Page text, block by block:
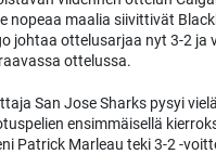
nopeaa maalia siivittivät
johtaa ottelusarjaa nyt 3-2 ja
ottelussa.
San Jose Sharks pysyi
ensimmäisellä
Patrick Marleau teki 3-2 -